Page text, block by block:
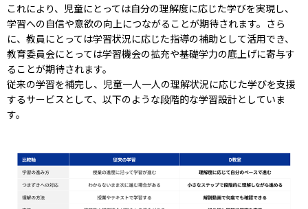
これにより、児童にとっては自分の理解度に応じた学びを実現し、
学習への自信や意欲の向上につながることが期待されます。さら
に、教員にとっては学習状況に応じた指導の補助として活用でき、
教育委員会にとっては学習機会の拡充や基礎学力の底上げに寄与す
ることが期待されます。
従来の学習を補完し、児童一人一人の理解状況に応じた学びを支援
するサービスとして、以下のような段階的な学習設計としていま
す。